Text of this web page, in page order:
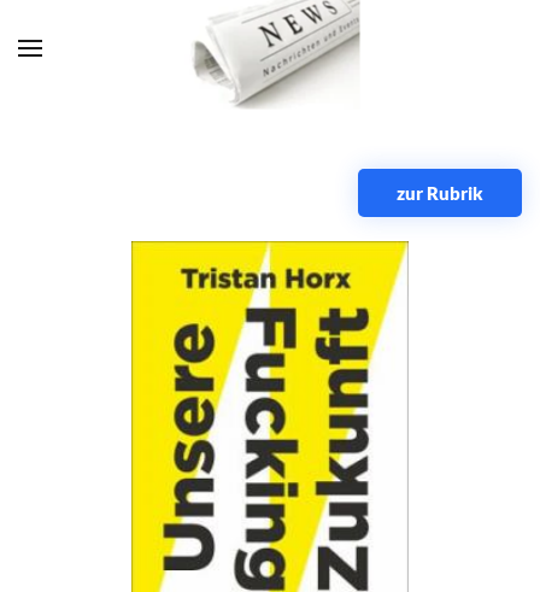
Zum Hauptinhalt springen
zur Rubrik